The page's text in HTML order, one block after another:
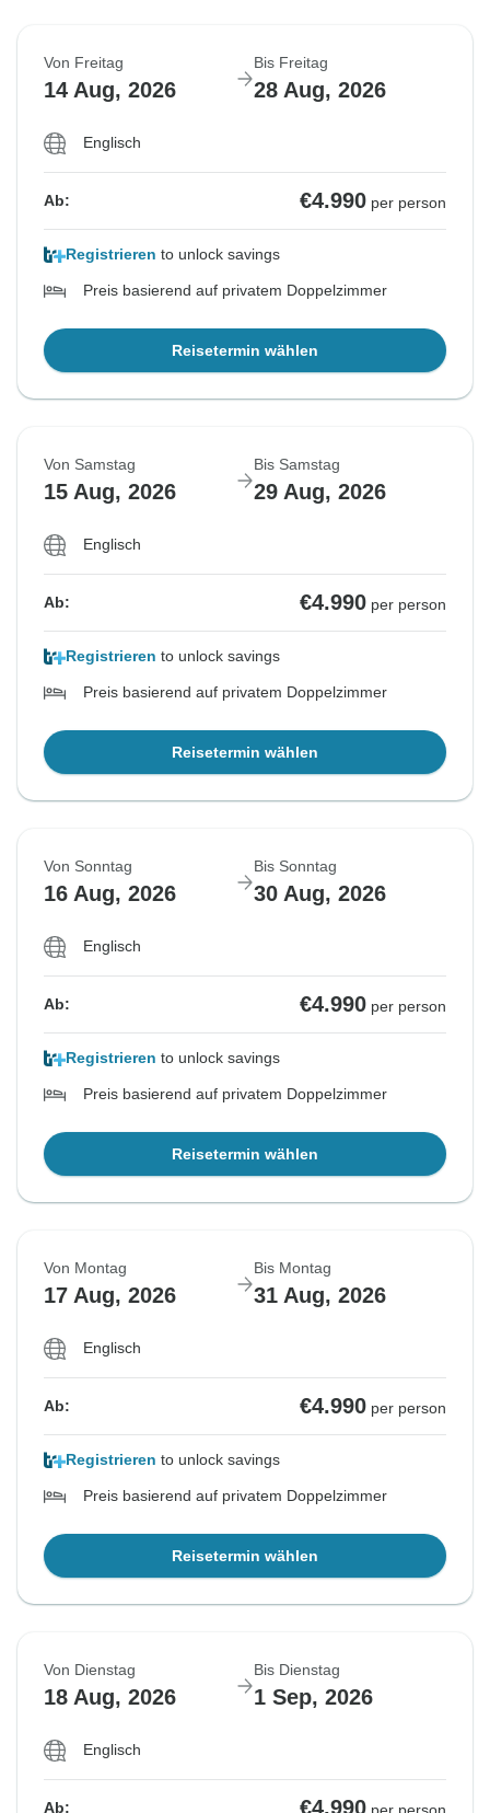
Von Freitag
14 Aug, 2026
Bis Freitag
28 Aug, 2026
Englisch
Ab: €4.990 per person
Registrieren to unlock savings
Preis basierend auf privatem Doppelzimmer
Reisetermin wählen
Von Samstag
15 Aug, 2026
Bis Samstag
29 Aug, 2026
Englisch
Ab: €4.990 per person
Registrieren to unlock savings
Preis basierend auf privatem Doppelzimmer
Reisetermin wählen
Von Sonntag
16 Aug, 2026
Bis Sonntag
30 Aug, 2026
Englisch
Ab: €4.990 per person
Registrieren to unlock savings
Preis basierend auf privatem Doppelzimmer
Reisetermin wählen
Von Montag
17 Aug, 2026
Bis Montag
31 Aug, 2026
Englisch
Ab: €4.990 per person
Registrieren to unlock savings
Preis basierend auf privatem Doppelzimmer
Reisetermin wählen
Von Dienstag
18 Aug, 2026
Bis Dienstag
1 Sep, 2026
Englisch
Ab: €4.990